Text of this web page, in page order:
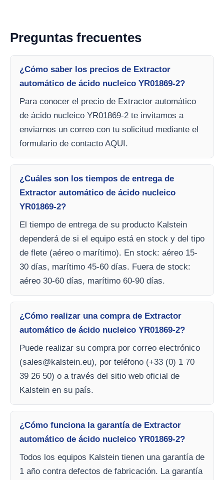
Preguntas frecuentes
¿Cómo saber los precios de Extractor
automático de ácido nucleico YR01869-2?
Para conocer el precio de Extractor automático
de ácido nucleico YR01869-2 te invitamos a
enviarnos un correo con tu solicitud mediante el
formulario de contacto AQUI.
¿Cuáles son los tiempos de entrega de
Extractor automático de ácido nucleico
YR01869-2?
El tiempo de entrega de su producto Kalstein
dependerá de si el equipo está en stock y del tipo
de flete (aéreo o marítimo). En stock: aéreo 15-
30 días, marítimo 45-60 días. Fuera de stock:
aéreo 30-60 días, marítimo 60-90 días.
¿Cómo realizar una compra de Extractor
automático de ácido nucleico YR01869-2?
Puede realizar su compra por correo electrónico
(sales@kalstein.eu), por teléfono (+33 (0) 1 70
39 26 50) o a través del sitio web oficial de
Kalstein en su país.
¿Cómo funciona la garantía de Extractor
automático de ácido nucleico YR01869-2?
Todos los equipos Kalstein tienen una garantía de
1 año contra defectos de fabricación. La garantía